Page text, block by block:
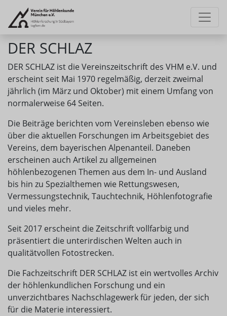
DER SCHLAZ
DER SCHLAZ ist die Vereinszeitschrift des VHM e.V. und
erscheint seit Mai 1970 regelmäßig, derzeit zweimal
jährlich (im März und Oktober) mit einem Umfang von
normalerweise 64 Seiten.
Die Beiträge berichten vom Vereinsleben ebenso wie
über die aktuellen Forschungen im Arbeitsgebiet des
Vereins, dem bayerischen Alpenanteil. Daneben
erscheinen auch Artikel zu allgemeinen
höhlenbezogenen Themen aus dem In- und Ausland
bis hin zu Spezialthemen wie Rettungswesen,
Vermessungstechnik, Tauchtechnik, Höhlenfotografie
und vieles mehr.
Seit 2017 erscheint die Zeitschrift vollfarbig und
präsentiert die unterirdischen Welten auch in
qualitätvollen Fotostrecken.
Die Fachzeitschrift DER SCHLAZ ist ein wertvolles Archiv
der höhlenkundlichen Forschung und ein
unverzichtbares Nachschlagewerk für jeden, der sich
für die Materie interessiert.